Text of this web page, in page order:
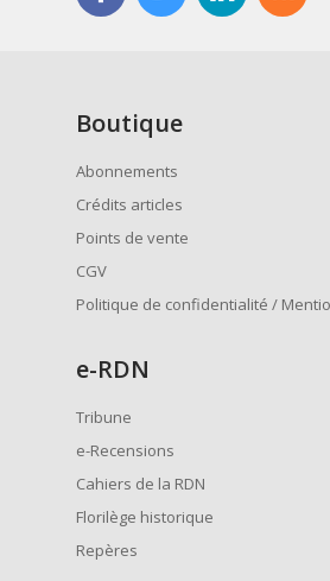
Boutique
Abonnements
Crédits articles
Points de vente
CGV
Politique de confidentialité /
e-RDN
Tribune
e-Recensions
Cahiers de la RDN
Florilège historique
Repères